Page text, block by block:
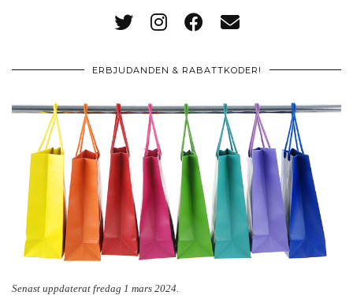
ERBJUDANDEN & RABATTKODER!
Senast uppdaterat fredag 1 mars 2024.